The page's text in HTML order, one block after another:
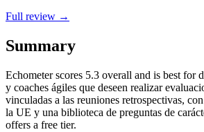
Full review →
Summary
Echometerscores 5.3 overall and is best for
y coaches ágiles que deseen realizar
vinculadas a las reuniones retrospectivas,
la UE y una biblioteca de preguntas de
offers a free tier.